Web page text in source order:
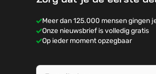
Meer dan 125.000 mensen gingen
Onze nieuwsbrief is volledig gratis
Op ieder moment opzegbaar